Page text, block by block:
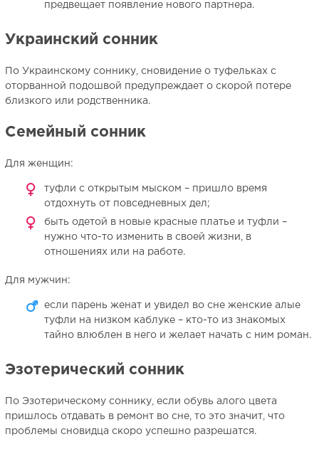
предвещает появление нового партнера.
Украинский сонник
По Украинскому соннику, сновидение о туфельках с
оторванной подошвой предупреждает о скорой потере
близкого или родственника.
Семейный сонник
Для женщин:
туфли с открытым мыском – пришло время
отдохнуть от повседневных дел;
быть одетой в новые красные платье и туфли –
нужно что-то изменить в своей жизни, в
отношениях или на работе.
Для мужчин:
если парень женат и увидел во сне женские алые
туфли на низком каблуке – кто-то из знакомых
тайно влюблен в него и желает начать с ним роман.
Эзотерический сонник
По Эзотерическому соннику, если обувь алого цвета
пришлось отдавать в ремонт во сне, то это значит, что
проблемы сновидца скоро успешно разрешатся.